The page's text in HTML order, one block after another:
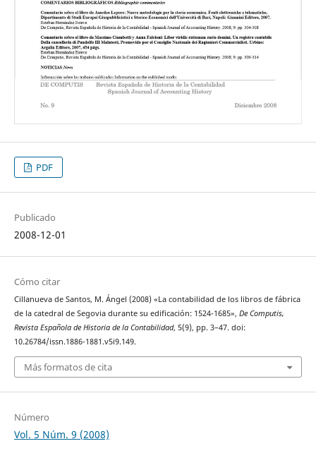
PDF
Publicado
2008-12-01
Cómo citar
Cillanueva de Santos, M. Ángel (2008) «La contabilidad de los libros de fábrica
de la catedral de Segovia durante su edificación: 1524-1685», De Computis,
Revista Española de Historia de la Contabilidad, 5(9), pp. 3–47. doi:
10.26784/issn.1886-1881.v5i9.149.
Más formatos de cita
Número
Vol. 5 Núm. 9 (2008)